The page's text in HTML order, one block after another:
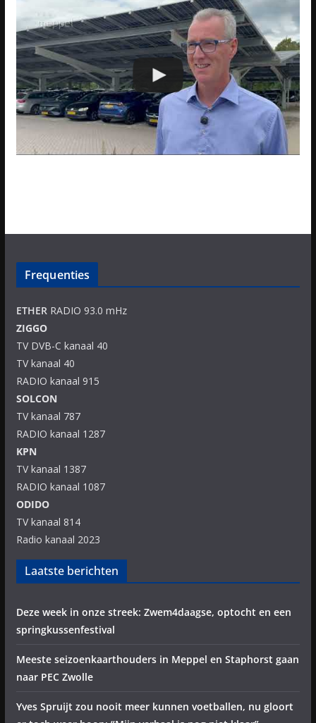
Frequenties
ETHERRADIO 93.0 mHz
ZIGGO
TV DVB-C kanaal 40
TV kanaal 40
RADIO kanaal 915
SOLCON
TV kanaal 787
RADIO kanaal 1287
KPN
TV kanaal 1387
RADIO kanaal 1087
ODIDO
TV kanaal 814
Radio kanaal 2023
Laatste berichten
Deze week in onze streek: Zwem4daagse, optocht en een
springkussenfestival
Meeste seizoenkaarthouders in Meppel en Staphorst gaan
naar PEC Zwolle
Yves Spruijt zou nooit meer kunnen voetballen, nu gloort